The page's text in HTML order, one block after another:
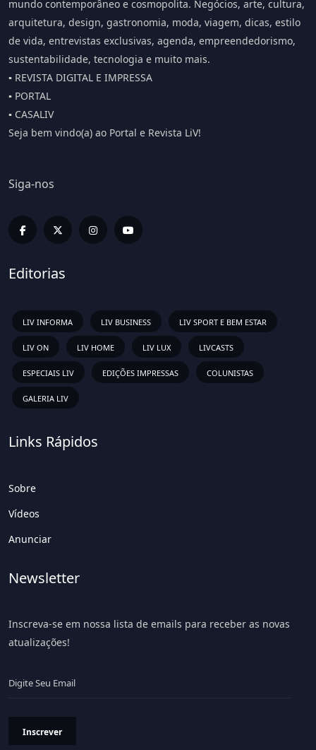
mundo contemporâneo e cosmopolita. Negócios, arte, cultura,
arquitetura, design, gastronomia, moda, viagem, dicas, estilo
de vida, entrevistas exclusivas, agenda, empreendedorismo,
sustentabilidade, tecnologia e muito mais.
▪️ REVISTA DIGITAL E IMPRESSA
▪️ PORTAL
▪️ CASALIV
Seja bem vindo(a) ao Portal e Revista LiV!
Siga-nos
Editorias
LIV INFORMA LIV BUSINESS LIV SPORT E BEM ESTAR
LIV ON LIV HOME LIV LUX LIVCASTS
ESPECIAIS LIV EDIÇÕES IMPRESSAS COLUNISTAS
GALERIA LIV
Links Rápidos
Sobre
Vídeos
Anunciar
Newsletter
Inscreva-se em nossa lista de emails para receber as novas
atualizações!
Inscrever